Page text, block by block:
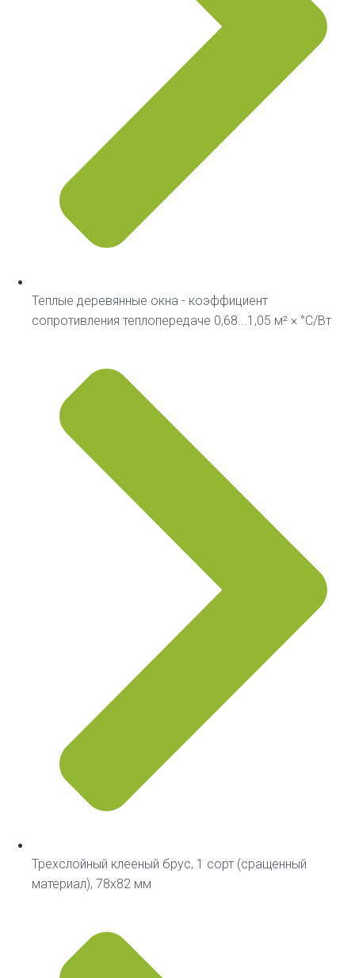
Теплые деревянные окна - коэффициент
сопротивления теплопередаче 0,68...1,05 м² × °С/Вт
Трехслойный клееный брус, 1 сорт (сращенный
материал), 78х82 мм